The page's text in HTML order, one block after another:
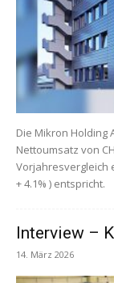
Die Mikron Holding
Nettoumsatz von
Vorjahresvergleich
+ 4.1% ) entspricht.
Interview –
14. März 2026